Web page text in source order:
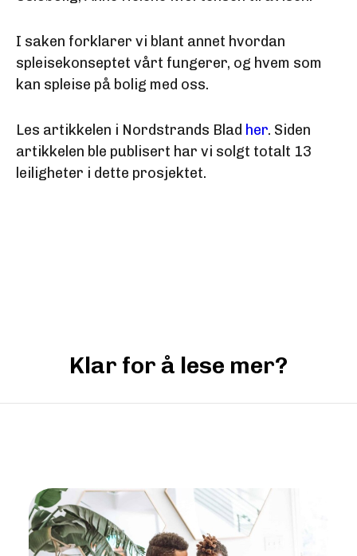
I saken forklarer vi blant annet hvordan
spleisekonseptet vårt fungerer, og hvem som
kan spleise på bolig med oss.
Les artikkelen i Nordstrands Blad her. Siden
artikkelen ble publisert har vi solgt totalt 13
leiligheter i dette prosjektet.
Klar for å lese mer?